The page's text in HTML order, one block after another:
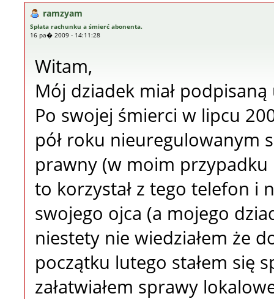
ramzyam
Spłata rachunku a śmierć abonenta.
16 pa� 2009 - 14:11:28
Witam,
Mój dziadek miał
Po swojej śmierci w lipcu
pół roku nieuregulowanym
prawny (w moim przypadku
to korzystał z tego telefon i
swojego ojca (a mojego
niestety nie wiedziałem że
początku lutego stałem się
załatwiałem sprawy